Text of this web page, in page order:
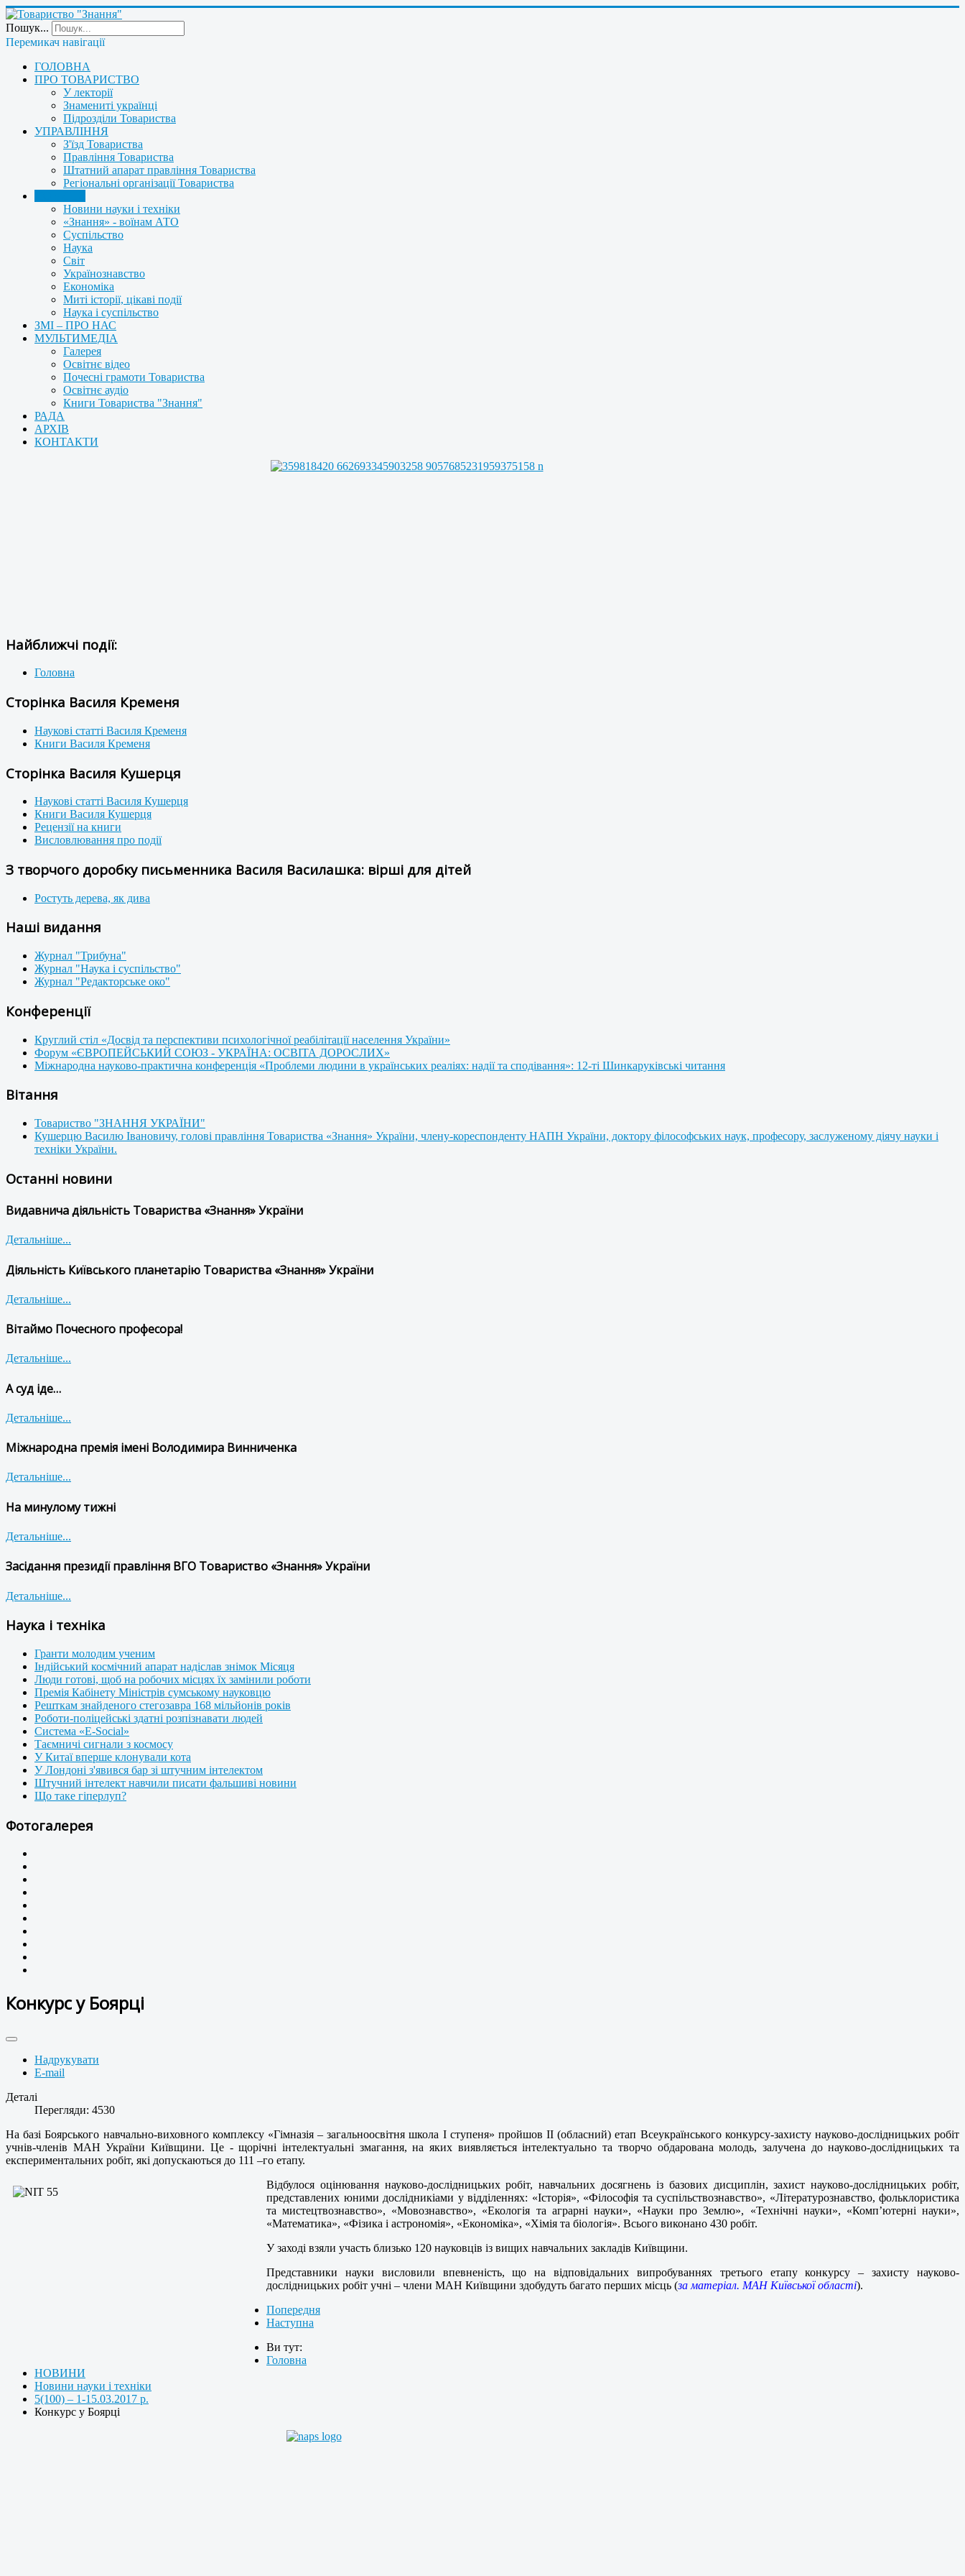
Пошук...
Перемикач навігації
ГОЛОВНА
ПРО ТОВАРИСТВО
У лекторії
Знамениті українці
Підрозділи Товариства
УПРАВЛІННЯ
З'їзд Товариства
Правління Товариства
Штатний апарат правління Товариства
Регіональні організації Товариства
Новини науки і техніки
«Знання» - воїнам АТО
Суспільство
Наука
Світ
Українознавство
Економіка
Миті історії, цікаві події
Наука і суспільство
ЗМІ – ПРО НАС
МУЛЬТИМЕДІА
Галерея
Освітнє відео
Почесні грамоти Товариства
Освітнє аудіо
Книги Товариства "Знання"
РАДА
АРХІВ
КОНТАКТИ
Найближчі події:
Головна
Сторінка Василя Кременя
Наукові статті Василя Кременя
Книги Василя Кременя
Сторінка Василя Кушерця
Наукові статті Василя Кушерця
Книги Василя Кушерця
Рецензії на книги
Висловлювання про події
З творчого доробку письменника Василя Василашка: вірші для дітей
Ростуть дерева, як дива
Наші видання
Журнал "Трибуна"
Журнал "Наука і суспільство"
Журнал "Редакторське око"
Конференції
Круглий стіл «Досвід та перспективи психологічної реабілітації населення України»
Форум «ЄВРОПЕЙСЬКИЙ СОЮЗ - УКРАЇНА: ОСВІТА ДОРОСЛИХ»
Міжнародна науково-практична конференція «Проблеми людини в українських реаліях: надії та сподівання»: 12-ті Шинкаруківські читання
Вітання
Товариство "ЗНАННЯ УКРАЇНИ"
Кушерцю Василю Івановичу, голові правління Товариства «Знання» України, члену-кореспонденту НАПН України, доктору філософських наук, професору, заслуженому діячу науки і
техніки України.
Останні новини
Видавнича діяльність Товариства «Знання» України
Детальніше...
Діяльність Київського планетарію Товариства «Знання» України
Детальніше...
Вітаймо Почесного професора!
Детальніше...
А суд іде…
Детальніше...
Міжнародна премія імені Володимира Винниченка
Детальніше...
На минулому тижні
Детальніше...
Засідання президії правління ВГО Товариство «Знання» України
Детальніше...
Наука і техніка
Гранти молодим ученим
Індійський космічний апарат надіслав знімок Місяця
Люди готові, щоб на робочих місцях їх замінили роботи
Премія Кабінету Міністрів сумському науковцю
Решткам знайденого стегозавра 168 мільйонів років
Роботи-поліцейські здатні розпізнавати людей
Система «E-Social»
Таємничі сигнали з космосу
У Китаї вперше клонували кота
У Лондоні з'явився бар зі штучним інтелектом
Штучний інтелект навчили писати фальшиві новини
Що таке гіперлуп?
Фотогалерея
Конкурс у Боярці
Надрукувати
E-mail
Деталі
Перегляди: 4530
На базі Боярського навчально-виховного комплексу «Гімназія – загальноосвітня школа I ступеня» пройшов ІІ (обласний) етап Всеукраїнського конкурсу-захисту науково-дослідницьких робіт
учнів-членів МАН України Київщини. Це - щорічні інтелектуальні змагання, на яких виявляється інтелектуально та творчо обдарована молодь, залучена до науково-дослідницьких та
експериментальних робіт, які допускаються до 111 –го етапу.
Відбулося оцінювання науково-дослідницьких робіт, навчальних досягнень із базових дисциплін, захист науково-дослідницьких робіт,
представлених юними дослідникіами у відділеннях: «Історія», «Філософія та суспільствознавство», «Літературознавство, фольклористика
та мистецтвознавство», «Мовознавство», «Екологія та аграрні науки», «Науки про Землю», «Технічні науки», «Комп’ютерні науки»,
«Математика», «Фізика і астрономія», «Економіка», «Хімія та біологія». Всього виконано 430 робіт.
У заході взяли участь близько 120 науковців із вищих навчальних закладів Київщини.
Представники науки висловили впевненість, що на відповідальних випробуваннях третього етапу конкурсу – захисту науково-
дослідницьких робіт учні – члени МАН Київщини здобудуть багато перших місць (за матеріал. МАН Київської області).
Попередня
Наступна
Ви тут:
Головна
НОВИНИ
Новини науки і техніки
5(100) – 1-15.03.2017 р.
Конкурс у Боярці